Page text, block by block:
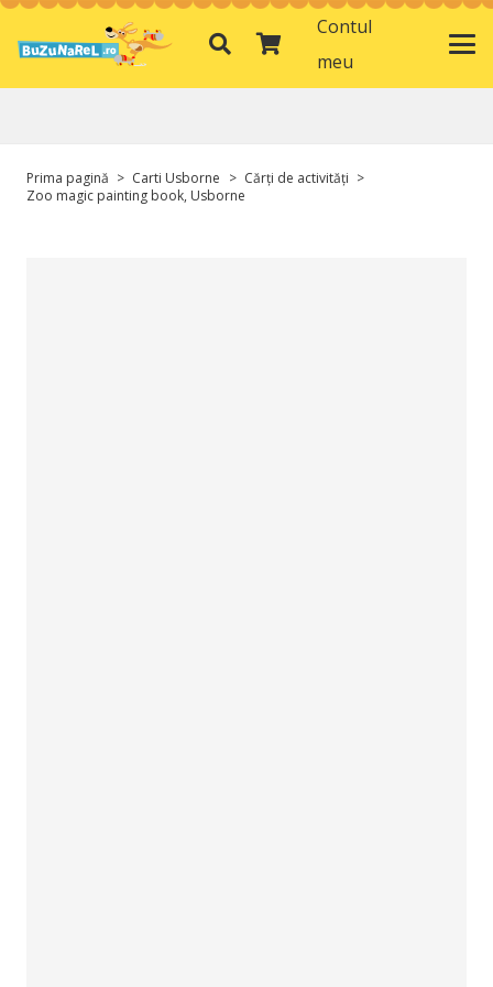
Contul
meu
Prima pagină > Carti Usborne > Cărți de activități >
Zoo magic painting book, Usborne